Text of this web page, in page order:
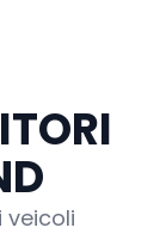
veicoli